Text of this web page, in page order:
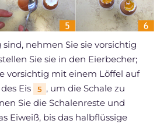
nehmen Sie sie vorsichtig
Sie sie in den Eierbecher;
vorsichtig mit einem Löffel auf
Eis
5 , um die Schale zu
Sie die Schalenreste und
Eiweiß, bis das halbflüssige